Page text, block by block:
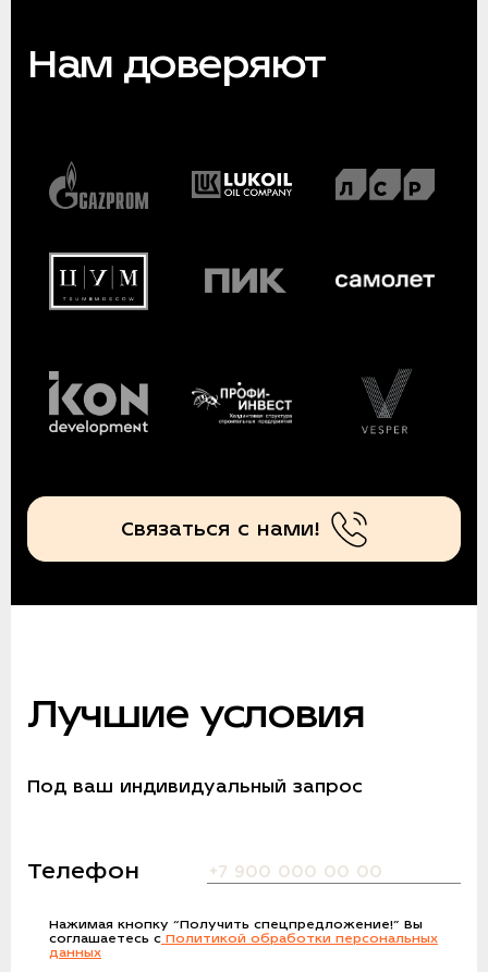
Нам доверяют
Связаться с нами!
Лучшие условия
Под ваш индивидуальный запрос
Телефон
Нажимая кнопку “Получить спецпредложение!” Вы
соглашаетесь с Политикой обработки персональных
данных